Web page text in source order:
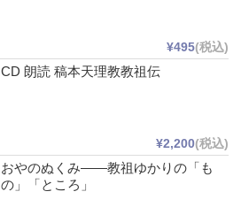
¥495(税込)
CD 朗読 稿本天理教教祖伝
¥2,200(税込)
おやのぬくみ――教祖ゆかりの「も
の」「ところ」